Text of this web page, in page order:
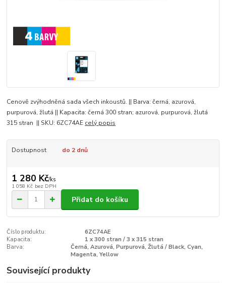
Cenově zvýhodněná sada všech inkoustů. || Barva: černá, azurová,
purpurová, žlutá || Kapacita: černá 300 stran; azurová, purpurová, žlutá
315 stran || SKU: 6ZC74AE celý popis
Dostupnost do 2 dnů
1 280 Kč/ks
1 058 Kč bez DPH
Přidat do košíku
Číslo produktu:
6ZC74AE
Kapacita:
1 x 300 stran / 3 x 315 stran
Barva:
Černá, Azurová, Purpurová, Žlutá / Black, Cyan,
Magenta, Yellow
Související produkty